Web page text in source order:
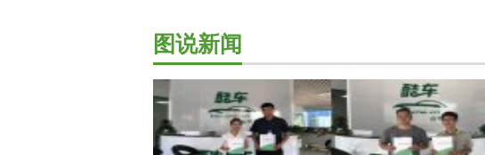
图说新闻